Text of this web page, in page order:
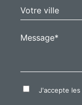
J'accepte